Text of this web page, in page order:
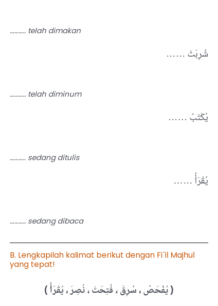
……….. telah dimakan
…… شُرِبَتْ
……….. telah diminum
…… يُكْتَبُ
……….. sedang ditulis
…… يُقْرَأُ
……….. sedang dibaca
B. Lengkapilah kalimat berikut dengan Fi`il Majhul
yang tepat!
( يُفْحَصُ)